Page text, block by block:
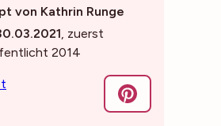
von Kathrin Runge
, zuerst
2014